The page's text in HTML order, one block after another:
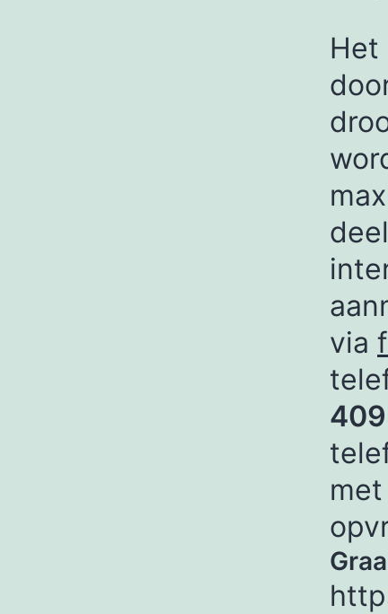
Het
via